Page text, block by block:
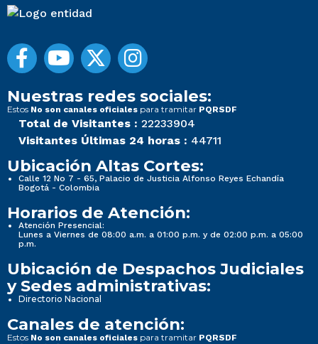
Nuestras redes sociales:
Estos No son canales oficiales para tramitar PQRSDF
Total de Visitantes : 22233904
Visitantes Últimas 24 horas : 44711
Ubicación Altas Cortes:
Calle 12 No 7 - 65, Palacio de Justicia Alfonso Reyes Echandía
Bogotá - Colombia
Horarios de Atención:
Atención Presencial:
Lunes a Viernes de 08:00 a.m. a 01:00 p.m. y de 02:00 p.m. a 05:00
p.m.
Ubicación de Despachos Judiciales
y Sedes administrativas:
Directorio Nacional
Canales de atención:
Estos No son canales oficiales para tramitar PQRSDF